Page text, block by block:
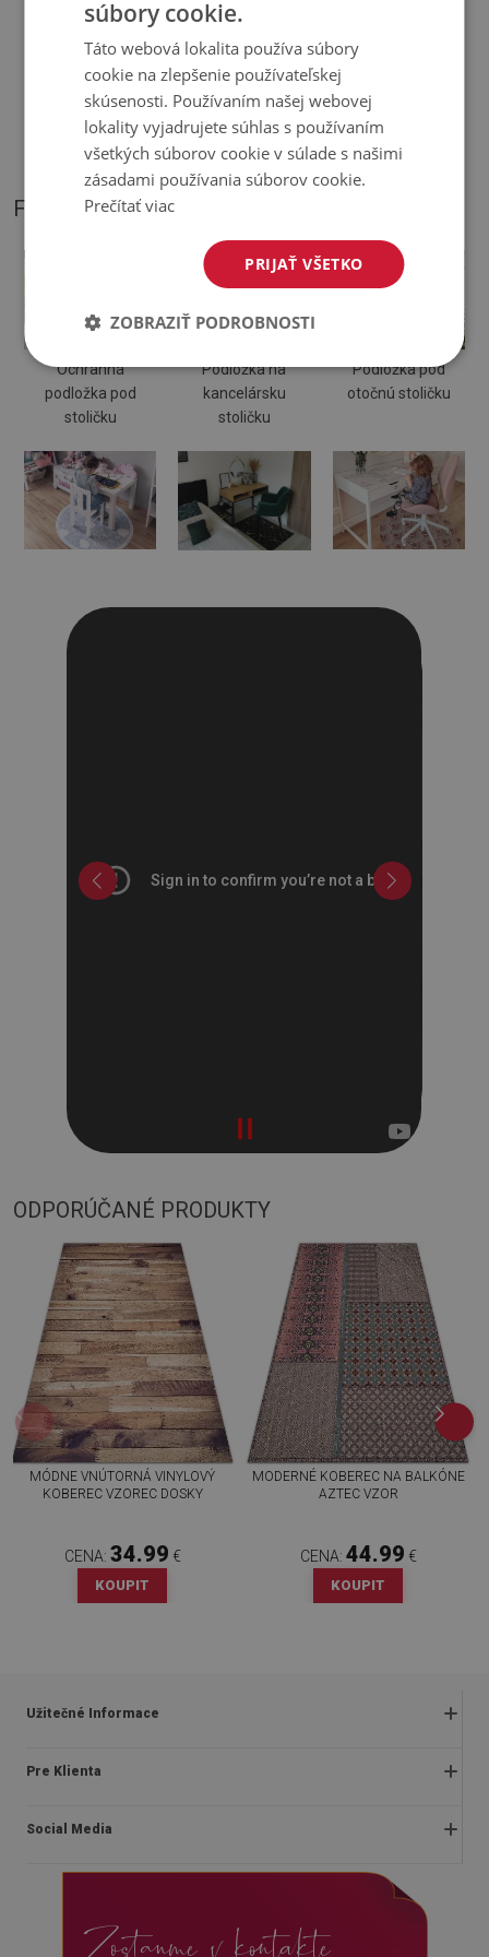
Odtiene Podložky pod stoličku sa môžu líšiť od vizualizácie
Podložka je určená na použitie na tvrdom povrchu. Pri
položení na mäkký povrch sa môže ohnúť a posunúť.
FOTOGRAFIE NÁŠHO PRODUKTU
Ochranná
podložka pod
stoličku
Podložka na
kancelársku
stoličku
Podložka pod
otočnú stoličku
ODPORÚČANÉ PRODUKTY
MÓDNE VNÚTORNÁ VINYLOVÝ
KOBEREC VZOREC DOSKY
CENA: 34.99 €
KOUPIT
MODERNÉ KOBEREC NA BALKÓNE
AZTEC VZOR
CENA: 44.99 €
KOUPIT
Užitečné Informace
Obchodné podmienky
Často kladené otázky
Pre Klienta
O nás
Social Media
instagram
súbory cookie.
Táto webová lokalita používa súbory
cookie na zlepšenie používateľskej
skúsenosti. Používaním našej webovej
lokality vyjadrujete súhlas s používaním
všetkých súborov cookie v súlade s našimi
zásadami používania súborov cookie.
Prečítať viac
PRIJAŤ VŠETKO
ZOBRAZIŤ PODROBNOSTI